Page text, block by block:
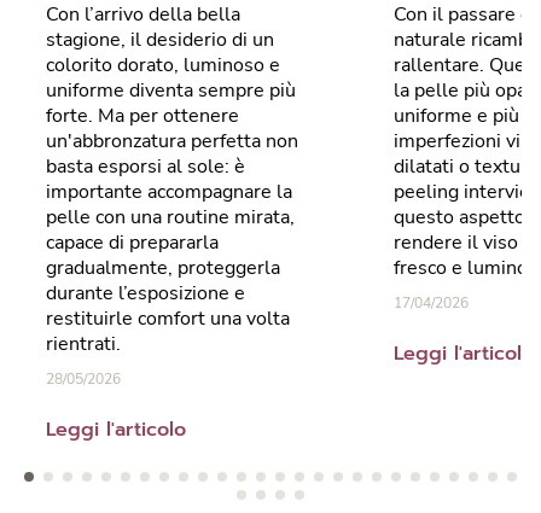
Con l’arrivo della bella
stagione, il desiderio di un
colorito dorato, luminoso e
uniforme diventa sempre più
forte. Ma per ottenere
un'abbronzatura perfetta non
basta esporsi al sole: è
importante accompagnare la
pelle con una routine mirata,
capace di prepararla
gradualmente, proteggerla
durante l’esposizione e
restituirle comfort una volta
rientrati.
28/05/2026
Leggi l'articolo
Con il passare
naturale
rallentare.
la pelle più
uniforme e più
imperfezioni
dilatati o
peeling
questo aspetto,
rendere il viso
fresco e
17/04/2026
Leggi l'articolo